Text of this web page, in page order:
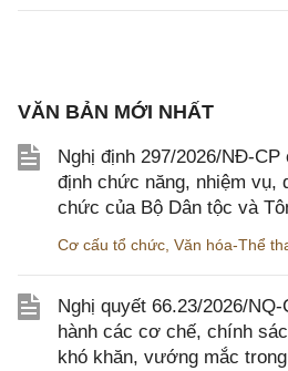
VĂN BẢN MỚI NHẤT
Nghị định 297/2026/NĐ-CP
định chức năng, nhiệm vụ,
chức của Bộ Dân tộc và
Cơ cấu tổ chức Văn hóa-Thể
Nghị quyết 66.23/2026/
hành các cơ chế, chính
khó khăn, vướng mắc